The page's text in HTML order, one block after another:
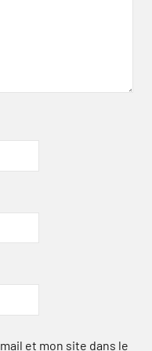
et mon site dans le